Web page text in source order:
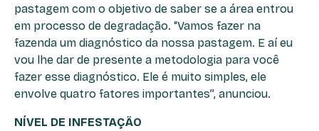
pastagem com o objetivo de saber se a área entrou
em processo de degradação. “Vamos fazer na
fazenda um diagnóstico da nossa pastagem. E aí eu
vou lhe dar de presente a metodologia para você
fazer esse diagnóstico. Ele é muito simples, ele
envolve quatro fatores importantes”, anunciou.
NÍVEL DE INFESTAÇÃO